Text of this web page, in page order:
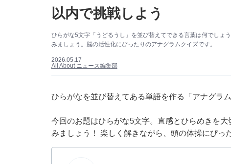
以内で挑戦しよう
ひらがな5文字「うどるうし」を並び替えてできる言葉は何でしょ
みましょう。脳の活性化にぴったりのアナグラムクイズです。
2026.05.17
All About ニュース編集部
ひらがなを並び替えてある単語を作る「アナグラム
今回のお題はひらがな5文字。直感とひらめきを
みましょう！ 楽しく解きながら、頭の体操にぴっ